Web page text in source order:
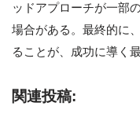
ッドアプローチが一部
場合がある。最終的に
ることが、成功に導く
関連投稿: